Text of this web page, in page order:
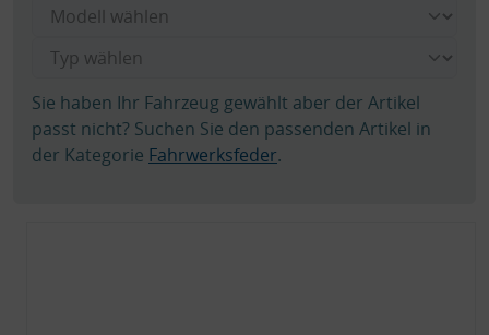
Sie haben Ihr Fahrzeug gewählt aber der Artikel
passt nicht? Suchen Sie den passenden Artikel in
der Kategorie Fahrwerksfeder.